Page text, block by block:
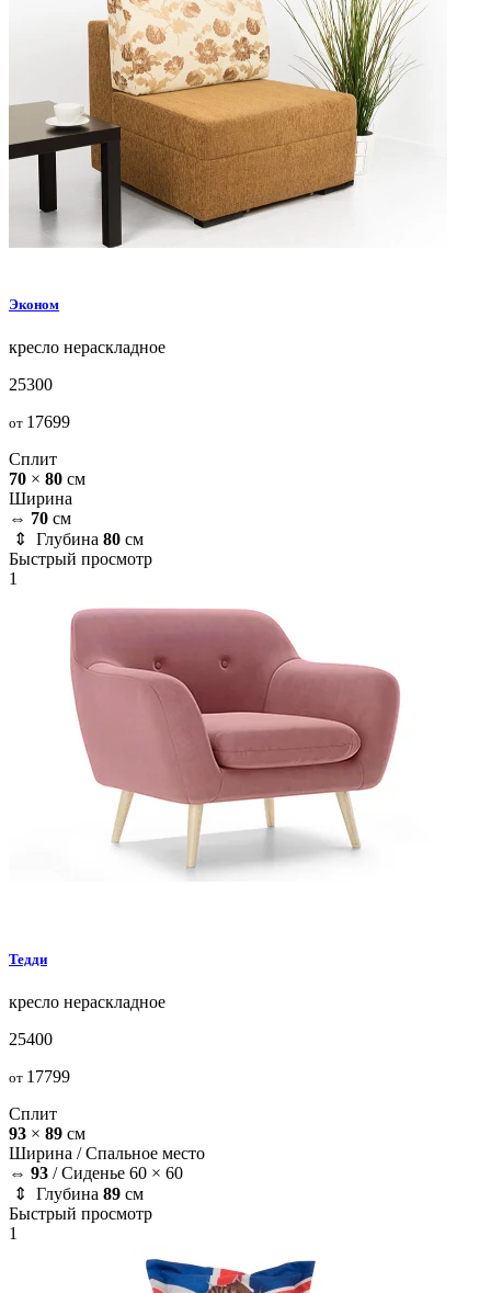
Эконом
кресло нераскладное
25300
от 17699
Сплит
70 × 80 см
Ширина
⇔ 70 см
⇕ Глубина 80 см
Быстрый просмотр
1
Тедди
кресло нераскладное
25400
от 17799
Сплит
93 × 89 см
Ширина /Спальное место
⇔ 93 /Сиденье 60 × 60
⇕ Глубина 89 см
Быстрый просмотр
1